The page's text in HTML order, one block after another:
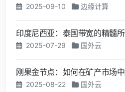
2025-09-10 边缘计算
印度尼西亚：泰国带宽的精髓所
2025-07-29 国外云
刚果金节点：如何在矿产市场中
2025-08-22 国外云